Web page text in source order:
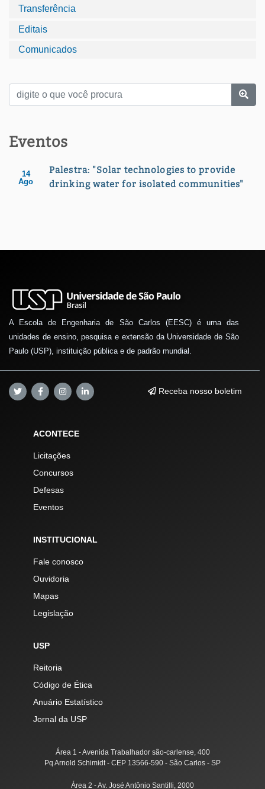
Transferência
Editais
Comunicados
Eventos
14
Ago
Palestra: "Solar technologies to provide
drinking water for isolated communities"
A Escola de Engenharia de São Carlos (EESC) é uma das
unidades de ensino, pesquisa e extensão da Universidade de São
Paulo (USP), instituição pública e de padrão mundial.
Receba nosso boletim
ACONTECE
Licitações
Concursos
Defesas
Eventos
INSTITUCIONAL
Fale conosco
Ouvidoria
Mapas
Legislação
USP
Reitoria
Código de Ética
Anuário Estatístico
Jornal da USP
Área 1 - Avenida Trabalhador são-carlense, 400
Pq Arnold Schimidt - CEP 13566-590 - São Carlos - SP
Área 2 - Av. José Antônio Santilli, 2000